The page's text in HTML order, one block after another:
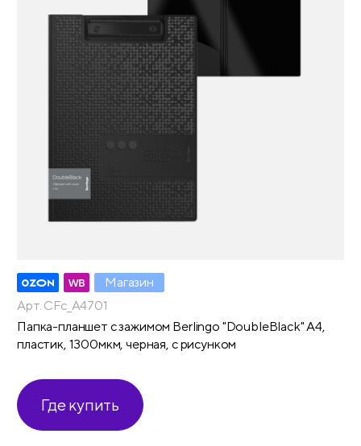
Магазин
Арт. CFc_A4701
Папка-планшет с зажимом Berlingo "DoubleBlack" А4,
пластик, 1300мкм, черная, с рисунком
Где купить